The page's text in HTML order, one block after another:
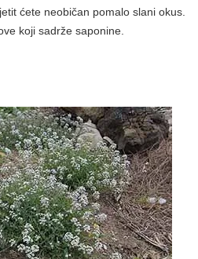
ćete neobičan pomalo slani okus.
koji sadrže saponine.